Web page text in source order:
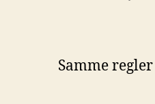
Samme